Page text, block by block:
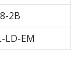
2B
LD-EM